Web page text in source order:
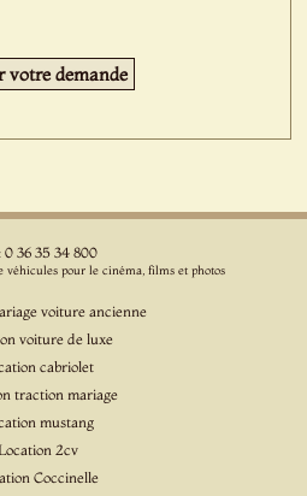
0 36 35 34 800
véhicules pour le cinéma, films et photos
voiture ancienne
voiture de luxe
cabriolet
traction mariage
mustang
2cv
Coccinelle